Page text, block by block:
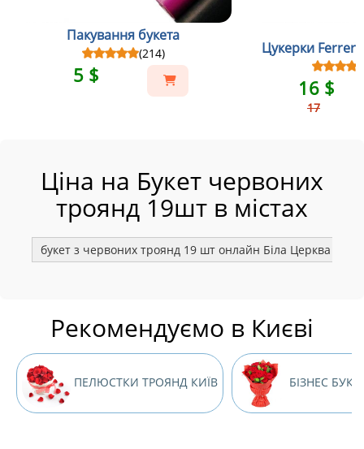
Пакування букета
(214)
5 $
Цукерки
16 $
17
Ціна на Букет червоних
троянд 19шт в містах
букет з червоних троянд 19 шт онлайн Біла Церква
Рекомендуємо в Києві
ПЕЛЮСТКИ ТРОЯНД КИЇВ БІЗНЕС